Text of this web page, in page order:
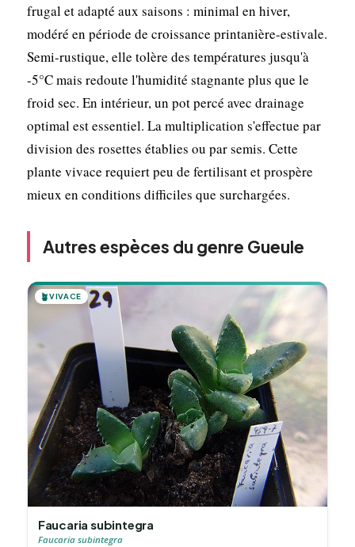
frugal et adapté aux saisons : minimal en hiver,
modéré en période de croissance printanière-estivale.
Semi-rustique, elle tolère des températures jusqu'à
-5°C mais redoute l'humidité stagnante plus que le
froid sec. En intérieur, un pot percé avec drainage
optimal est essentiel. La multiplication s'effectue par
division des rosettes établies ou par semis. Cette
plante vivace requiert peu de fertilisant et prospère
mieux en conditions difficiles que surchargées.
Autres espèces du genre Gueule
🪴VIVACE
Faucaria subintegra
Faucaria subintegra